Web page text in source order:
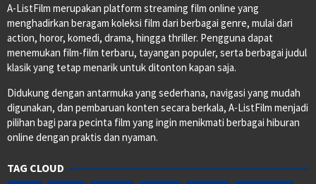
A-ListFilm merupakan platform streaming film online yang
menghadirkan beragam koleksi film dari berbagai genre, mulai dari
action, horor, komedi, drama, hingga thriller. Pengguna dapat
menemukan film-film terbaru, tayangan populer, serta berbagai judul
klasik yang tetap menarik untuk ditonton kapan saja.
Didukung dengan antarmuka yang sederhana, navigasi yang mudah
digunakan, dan pembaruan konten secara berkala, A-ListFilm menjadi
pilihan bagi para pecinta film yang ingin menikmati berbagai hiburan
online dengan praktis dan nyaman.
TAG CLOUD